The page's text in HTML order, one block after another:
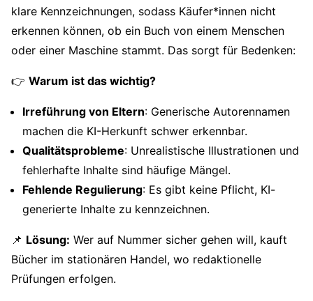
klare Kennzeichnungen, sodass Käufer*innen nicht
erkennen können, ob ein Buch von einem Menschen
oder einer Maschine stammt. Das sorgt für Bedenken:
👉 Warum ist das wichtig?
Irreführung von Eltern: Generische Autorennamen
machen die KI-Herkunft schwer erkennbar.
Qualitätsprobleme: Unrealistische Illustrationen und
fehlerhafte Inhalte sind häufige Mängel.
Fehlende Regulierung: Es gibt keine Pflicht, KI-
generierte Inhalte zu kennzeichnen.
📌 Lösung: Wer auf Nummer sicher gehen will, kauft
Bücher im stationären Handel, wo redaktionelle
Prüfungen erfolgen.